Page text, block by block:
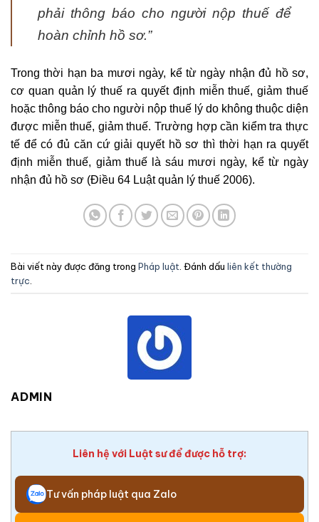
phải thông báo cho người nộp thuế để
hoàn chỉnh hồ sơ.”
Trong thời hạn ba mươi ngày, kể từ ngày nhận đủ hồ sơ,
cơ quan quản lý thuế ra quyết định miễn thuế, giảm thuế
hoặc thông báo cho người nộp thuế lý do không thuộc diện
được miễn thuế, giảm thuế. Trường hợp cần kiểm tra thực
tế để có đủ căn cứ giải quyết hồ sơ thì thời hạn ra quyết
định miễn thuế, giảm thuế là sáu mươi ngày, kể từ ngày
nhận đủ hồ sơ (Điều 64 Luật quản lý thuế 2006).
Bài viết này được đăng trong Pháp luật . Đánh dấu liên kết thường
trực
ADMIN
Liên hệ với Luật sư để được hỗ trợ:
Tư vấn pháp luật qua Zalo